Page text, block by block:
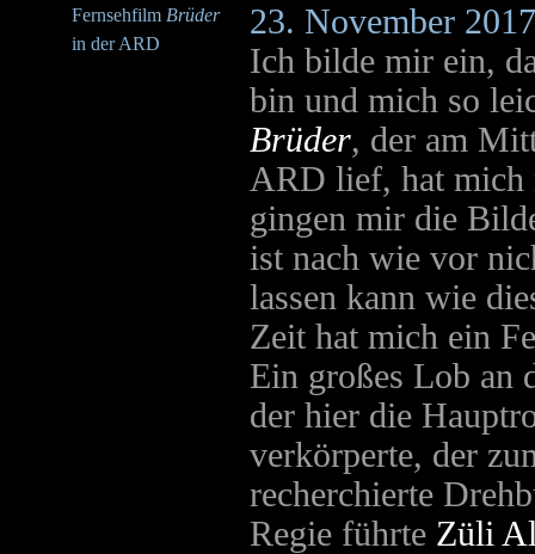
Fernsehfilm Brüder
in der ARD
23. November 2017
Ich bilde mir ein,
bin und mich so
Brüder, der am
ARD lief, hat mich
gingen mir die
ist nach wie vor
lassen kann wie
Zeit hat mich ein
Ein großes Lob an
der hier die
verkörperte, der
recherchierte
Regie führte Züli